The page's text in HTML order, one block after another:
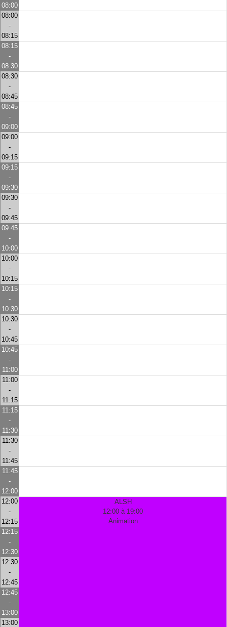
08:00
08:00
-
08:15
08:15
-
08:30
08:30
-
08:45
08:45
-
09:00
09:00
-
09:15
09:15
-
09:30
09:30
-
09:45
09:45
-
10:00
10:00
-
10:15
10:15
-
10:30
10:30
-
10:45
10:45
-
11:00
11:00
-
11:15
11:15
-
11:30
11:30
-
11:45
11:45
-
12:00
12:00
-
12:15
ALSH
12:00 à 19:00
Animation
12:15
-
12:30
12:30
-
12:45
12:45
-
13:00
13:00